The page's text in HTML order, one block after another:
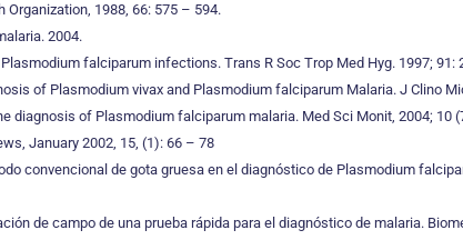
1988, 66: 575 – 594.
2004.
falciparum infections. Trans R Soc Trop Med Hyg. 1997; 91:
of Plasmodium vivax and Plasmodium falciparum Malaria. J Clino
diagnosis of Plasmodium falciparum malaria. Med Sci Monit, 2004; 10
January 2002, 15, (1): 66 – 78
convencional de gota gruesa en el diagnóstico de Plasmodium
de campo de una prueba rápida para el diagnóstico de malaria.